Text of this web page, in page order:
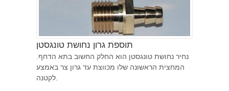
תוספת גרון נחושת טונגסטן
נחיר נחושת טונגסטן הוא החלק החשוב בתא הדחף.
המחצית הראשונה שלו מכווצת עד גרון צר באמצע